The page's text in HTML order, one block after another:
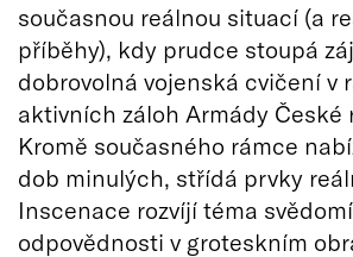
současnou reálnou situací (a
příběhy), kdy prudce stoupá
dobrovolná vojenská cvičení v
aktivních záloh Armády České
Kromě současného rámce
dob minulých, střídá prvky
Inscenace rozvíjí téma
odpovědnosti v groteskním